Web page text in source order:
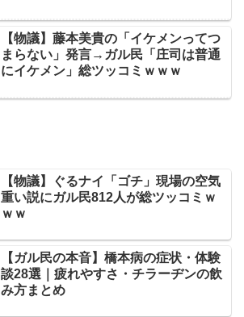
【物議】藤本美貴の「イケメンってつ
まらない」発言→ガル民「庄司は普通
にイケメン」総ツッコミｗｗｗ
【物議】ぐるナイ「ゴチ」現場の空気
重い説にガル民812人が総ツッコミｗ
ｗｗ
【ガル民の本音】橋本病の症状・体験
談28選｜疲れやすさ・チラーヂンの飲
み方まとめ